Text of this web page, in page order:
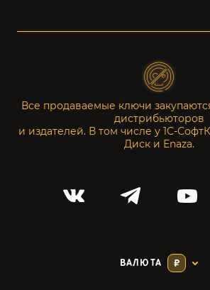
Все продаваемые ключи
дистрибьюторов
и издателей. В том числе у 1С-
Диск и Enaza.
ВАЛЮТА ₽